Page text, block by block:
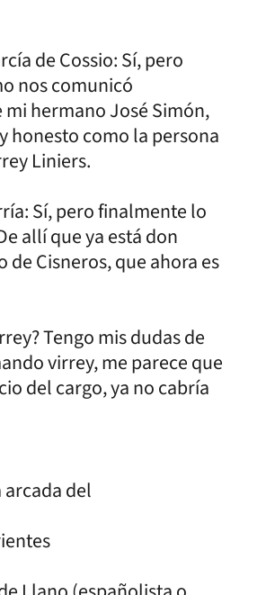
de Cossio: Sí, pero
nos comunicó
hermano José Simón,
honesto como la persona
Liniers.
Sí, pero finalmente lo
allí que ya está don
de Cisneros, que ahora es
Tengo mis dudas de
virrey, me parece que
del cargo, ya no cabría
arcada del